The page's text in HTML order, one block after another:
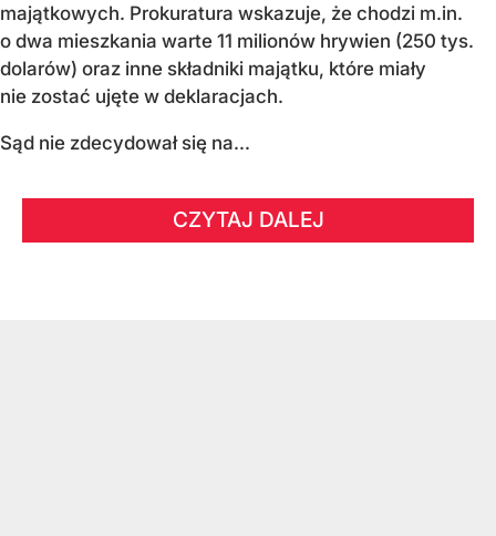
majątkowych. Prokuratura wskazuje, że chodzi m.in.
o dwa mieszkania warte 11 milionów hrywien (250 tys.
dolarów) oraz inne składniki majątku, które miały
nie zostać ujęte w deklaracjach.
Sąd nie zdecydował się na...
CZYTAJ DALEJ